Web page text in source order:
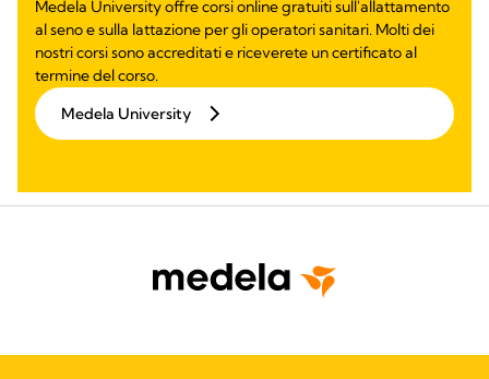
Medela University offre corsi online gratuiti sull'allattamento
al seno e sulla lattazione per gli operatori sanitari. Molti dei
nostri corsi sono accreditati e riceverete un certificato al
termine del corso.
Medela University